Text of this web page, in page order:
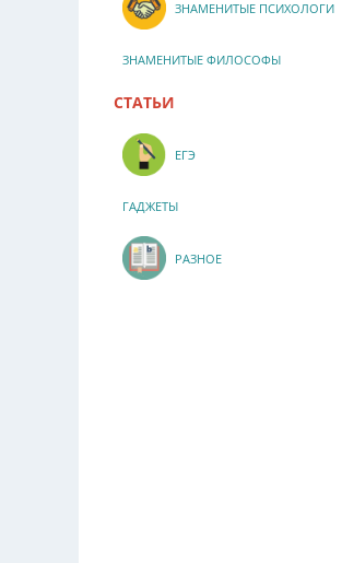
ЗНАМЕНИТЫЕ ПСИХОЛОГИ
ЗНАМЕНИТЫЕ ФИЛОСОФЫ
СТАТЬИ
ЕГЭ
ГАДЖЕТЫ
РАЗНОЕ